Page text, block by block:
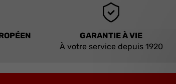
GARANTIE À VIE
À votre service depuis 1920